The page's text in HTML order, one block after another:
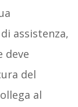
assistenza,
deve
del
al